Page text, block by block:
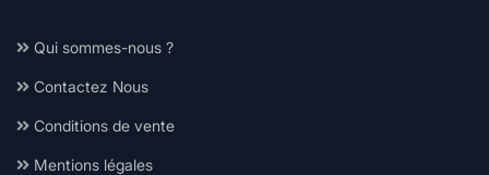
Qui sommes-nous ?
Contactez Nous
Conditions de vente
Mentions légales